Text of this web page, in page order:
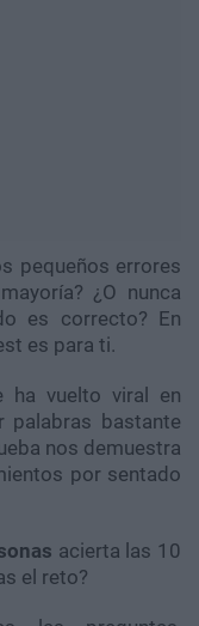
pequeños errores
¿O nunca
es correcto? En
es para ti.
ha vuelto viral en
palabras bastante
nos demuestra
por sentado
acierta las 10
el reto?